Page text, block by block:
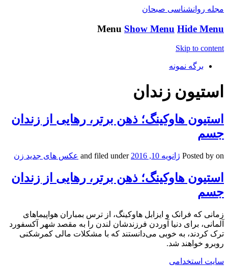
مجله روانشناسی صبحان
Menu Show Menu Hide Menu
Skip to content
برگه نمونه
استیون زندان
استیون هاوکینگ؛ ذهن برتر، رهایی از زندان
جسم
Posted by on ژانویه 10, 2016 and filed under عکس های جدید زن
استیون هاوکینگ؛ ذهن برتر، رهایی از زندان
جسم
زمانی که فرانک و ایزابل هاوکینگ، از ترس بمباران هواپیماهای
آلمانی، برای دنیا آوردن فرزندشان لندن را به مقصد شهر آکسفورد
ترک کردند، به خوبی می‌دانستند که با مشکلات مالی کمرشکنی
روبرو خواهند شد.
سایت استخدامی